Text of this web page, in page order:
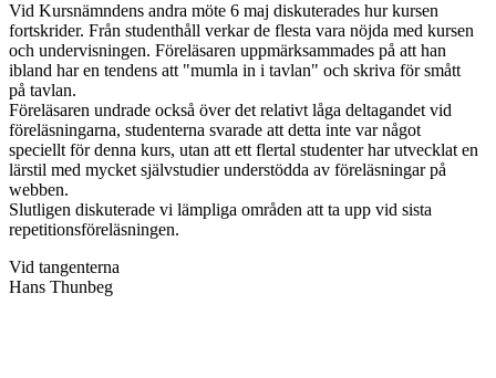
Vid Kursnämndens andra möte 6 maj diskuterades hur kursen
fortskrider. Från studenthåll verkar de flesta vara nöjda med kursen
och undervisningen. Föreläsaren uppmärksammades på att han
ibland har en tendens att "mumla in i tavlan" och skriva för smått
på tavlan.
Föreläsaren undrade också över det relativt låga deltagandet vid
föreläsningarna, studenterna svarade att detta inte var något
speciellt för denna kurs, utan att ett flertal studenter har utvecklat en
lärstil med mycket självstudier understödda av föreläsningar på
webben.
Slutligen diskuterade vi lämpliga områden att ta upp vid sista
repetitionsföreläsningen.
Vid tangenterna
Hans Thunbeg